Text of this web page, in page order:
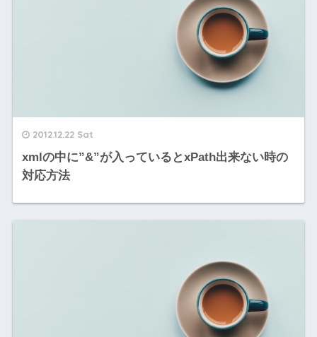
2012.12.22 Sat
xmlの中に”&”が入っているとxPath出来ない時の
対応方法